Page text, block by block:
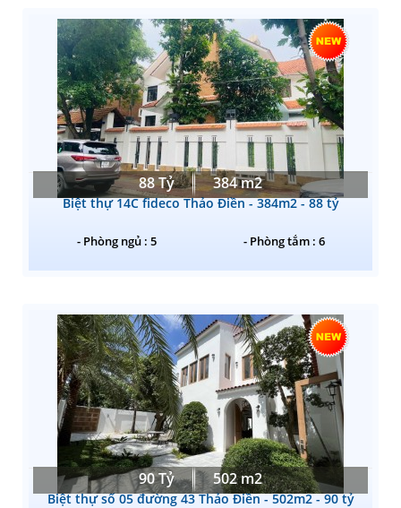
88 Tỷ 384 m2
Biệt thự 14C fideco Thảo Điền - 384m2 - 88 tỷ
- Phòng ngủ : 5 - Phòng tắm : 6
90 Tỷ 502 m2
Biệt thự số 05 đường 43 Thảo Điền - 502m2 - 90 tỷ